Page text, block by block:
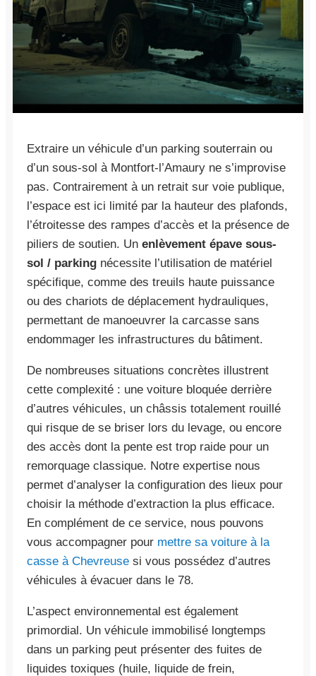
Extraire un véhicule d’un parking souterrain ou
d’un sous-sol à Montfort-l’Amaury ne s’improvise
pas. Contrairement à un retrait sur voie publique,
l’espace est ici limité par la hauteur des plafonds,
l’étroitesse des rampes d’accès et la présence de
piliers de soutien. Un enlèvement épave sous-
sol / parking nécessite l’utilisation de matériel
spécifique, comme des treuils haute puissance
ou des chariots de déplacement hydrauliques,
permettant de manoeuvrer la carcasse sans
endommager les infrastructures du bâtiment.
De nombreuses situations concrètes illustrent
cette complexité : une voiture bloquée derrière
d’autres véhicules, un châssis totalement rouillé
qui risque de se briser lors du levage, ou encore
des accès dont la pente est trop raide pour un
remorquage classique. Notre expertise nous
permet d’analyser la configuration des lieux pour
choisir la méthode d’extraction la plus efficace.
En complément de ce service, nous pouvons
vous accompagner pour mettre sa voiture à la
casse à Chevreuse si vous possédez d’autres
véhicules à évacuer dans le 78.
L’aspect environnemental est également
primordial. Un véhicule immobilisé longtemps
dans un parking peut présenter des fuites de
liquides toxiques (huile, liquide de frein,